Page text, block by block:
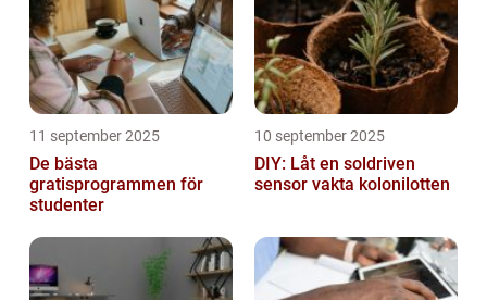
11 september 2025
De bästa
gratisprogrammen för
studenter
10 september 2025
DIY: Låt en soldriven
sensor vakta kolonilotten